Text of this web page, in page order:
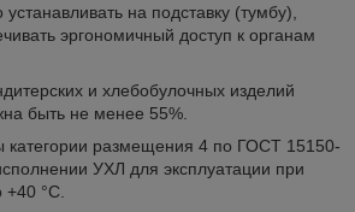
на подставку (тумбу),
эргономичный доступ к органам
и хлебобулочных изделий
быть не менее 55%.
категории размещения 4 по ГОСТ 15150-
УХЛ для эксплуатации при
+40 °С.